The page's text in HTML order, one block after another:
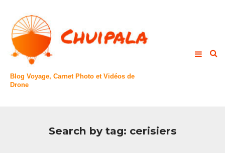
Blog Voyage, Carnet Photo et Vidéos de
Drone
Search by tag: cerisiers